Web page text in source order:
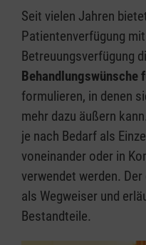
Seit vielen Jahren
Patientenverfügung
Betreuungsverfügung
Behandlungswünsche
formulieren, in denen
mehr dazu äußern
je nach Bedarf als
voneinander oder in
verwendet werden.
als Wegweiser und
Bestandteile.